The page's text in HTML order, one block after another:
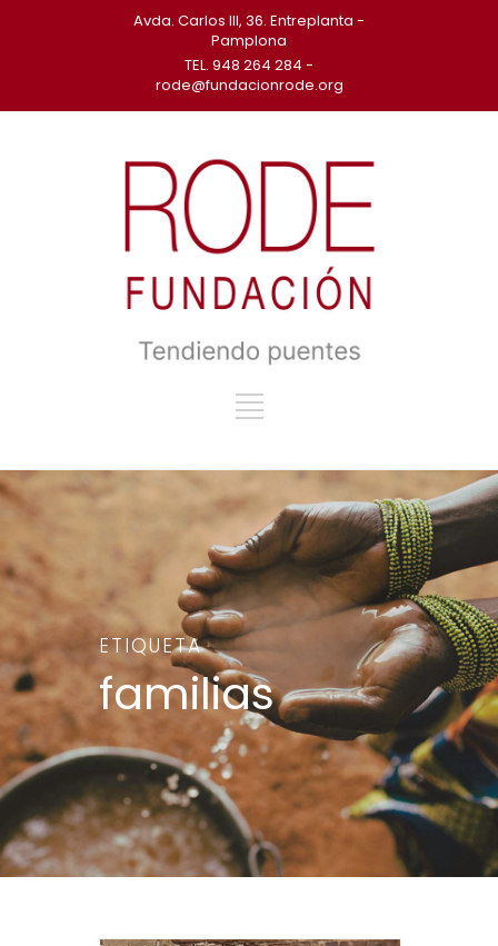
Avda. Carlos III, 36. Entreplanta -
Pamplona
TEL. 948 264 284 -
rode@fundacionrode.org
ETIQUETA
familias